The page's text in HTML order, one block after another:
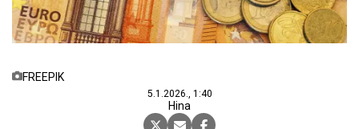
FREEPIK
5.1.2026., 1:40
Hina